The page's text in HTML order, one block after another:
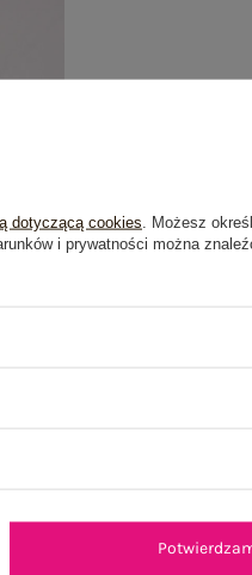
dotyczącą cookies . Możesz
i prywatności można